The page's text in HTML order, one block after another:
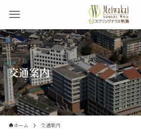
交通案内
ホーム 交通案内